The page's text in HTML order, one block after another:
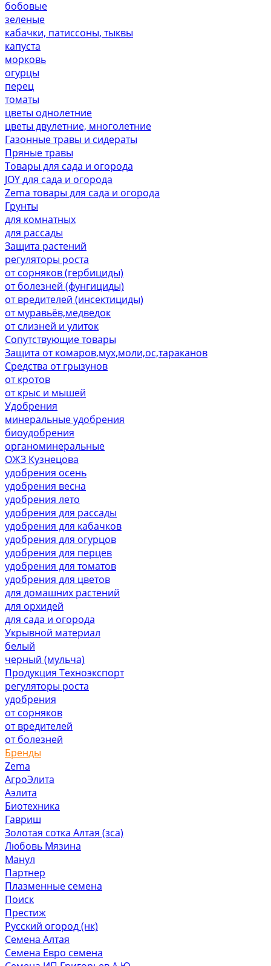
бобовые
зеленые
кабачки, патиссоны, тыквы
капуста
морковь
огурцы
перец
томаты
цветы однолетние
цветы двулетние, многолетние
Газонные травы и сидераты
Пряные травы
Товары для сада и огорода
JOY для сада и огорода
Zema товары для сада и огорода
Грунты
для комнатных
для рассады
Защита растений
регуляторы роста
от сорняков (гербициды)
от болезней (фунгициды)
от вредителей (инсектициды)
от муравьёв,медведок
от слизней и улиток
Сопутствующие товары
Защита от комаров,мух,моли,ос,тараканов
Средства от грызунов
от кротов
от крыс и мышей
Удобрения
минеральные удобрения
биоудобрения
органоминеральные
ОЖЗ Кузнецова
удобрения осень
удобрения весна
удобрения лето
удобрения для рассады
удобрения для кабачков
удобрения для огурцов
удобрения для перцев
удобрения для томатов
удобрения для цветов
для домашних растений
для орхидей
для сада и огорода
Укрывной материал
белый
черный (мульча)
Продукция Техноэкспорт
регуляторы роста
удобрения
от сорняков
от вредителей
от болезней
Бренды
Zema
АгроЭлита
Аэлита
Биотехника
Гавриш
Золотая сотка Алтая (зса)
Любовь Мязина
Манул
Партнер
Плазменные семена
Поиск
Престиж
Русский огород (нк)
Семена Алтая
Семена Евро семена